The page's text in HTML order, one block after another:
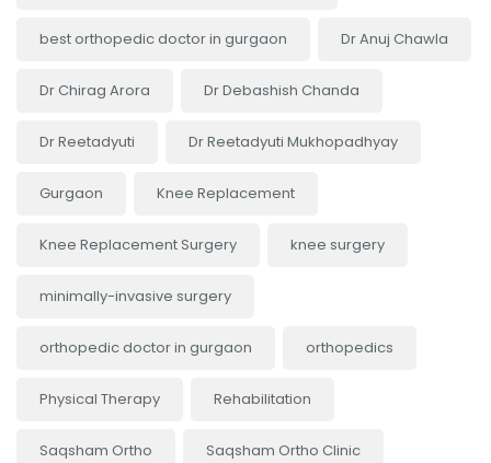
best orthopedic doctor in gurgaon Dr Anuj Chawla
Dr Chirag Arora Dr Debashish Chanda
Dr Reetadyuti Dr Reetadyuti Mukhopadhyay
Gurgaon Knee Replacement
Knee Replacement Surgery knee surgery
minimally-invasive surgery
orthopedic doctor in gurgaon orthopedics
Physical Therapy Rehabilitation
Saqsham Ortho Saqsham Ortho Clinic